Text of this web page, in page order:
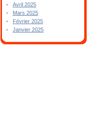
Avril 2025
Mars 2025
Février 2025
Janvier 2025